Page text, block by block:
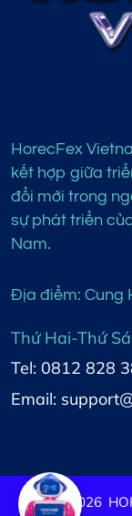
HorecFex
kết hợp giữa
đổi mới trong
sự phát triển
Nam.
Địa điểm: Cung
Thứ Hai-Thứ
Tel: 0812 828
Email:
©2026